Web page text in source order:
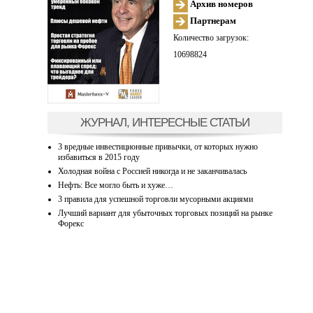
Архив номеров
Партнерам
Количество загрузок:
10698824
ЖУРНАЛ, ИНТЕРЕСНЫЕ СТАТЬИ
3 вредные инвестиционные привычки, от которых нужно
избавиться в 2015 году
Холодная война с Россией никогда и не заканчивалась
Нефть: Все могло быть и хуже…
3 правила для успешной торговли мусорными акциями
Лучший вариант для убыточных торговых позиций на рынке
Форекс